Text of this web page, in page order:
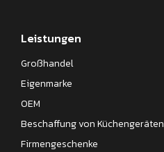
Leistungen
Großhandel
Eigenmarke
OEM
Beschaffung von Küchengeräten
Firmengeschenke